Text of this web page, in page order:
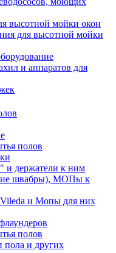
высотной мойки окон
для высотной мойки
и аппаратов для
полов
держатели к ним
швабры), МОПы к
и Мопы для них
полов
пола и других